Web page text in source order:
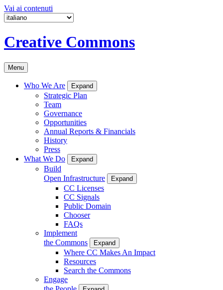
Vai ai contenuti
Creative Commons
Menu
Who We Are Expand
Strategic Plan
Team
Governance
Opportunities
Annual Reports & Financials
History
Press
What We Do
Expand
Build
Open Infrastructure
Expand
CC Licenses
CC Signals
Public Domain
Chooser
FAQs
Implement
the Commons
Expand
Where CC Makes An Impact
Resources
Search the Commons
Engage